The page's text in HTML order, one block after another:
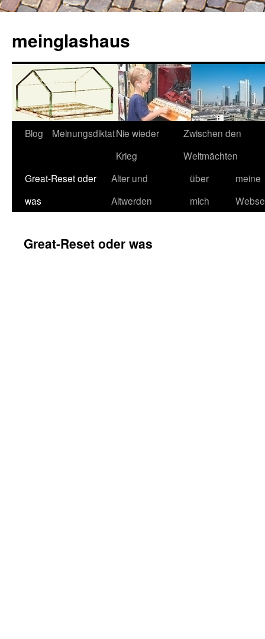
springen
meinglashaus
Blog MeinungsdiktatNie wieder
Krieg
Zwischen den
Weltmächten
Great-Reset oder
was
Alter und
Altwerden
über
mich
meine
Great-Reset oder was